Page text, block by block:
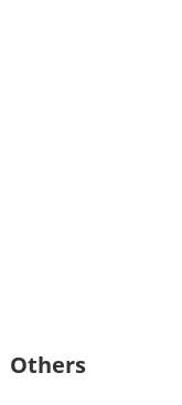
Others